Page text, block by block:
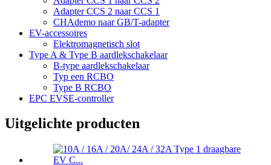
Adapter CCS 2 naar CCS 1
CHAdemo naar GB/T-adapter
EV-accessoires
Elektromagnetisch slot
Type A & Type B aardlekschakelaar
B-type aardlekschakelaar
Typ een RCBO
Type B RCBO
EPC EVSE-controller
Uitgelichte producten